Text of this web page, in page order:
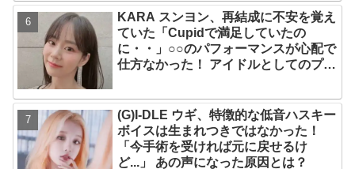
KARA スンヨン、再結成に不安を覚え
ていた「Cupidで満足していたの
に・・」○○のパフォーマンスが心配で
仕方なかった！ アイドルとしてのプラ
(G)I-DLE ウギ、特徴的な低音ハスキー
ボイスは生まれつきではなかった！
「今手術を受ければ元に戻せるけ
ど...」 あの声になった原因とは？